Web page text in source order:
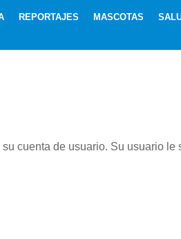
REPORTAJES MASCOTAS
cuenta de usuario. Su usuario